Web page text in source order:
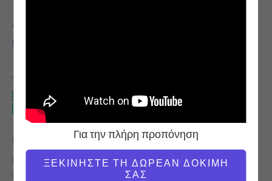
Για την πλήρη προπόνηση
ΞΕΚΙΝΉΣΤΕ ΤΗ ΔΩΡΕΆΝ ΔΟΚΙΜΉ
ΣΑΣ
ΔΆΣΚΑΛΟΣ
Niedra Gabriel
ΑΠΑΙΤΟΎΜΕΝΟΣ ΕΞΟΠΛΙΣΜΌΣ
Ολόκληρο το στούντιο
Τενσιόμετρο λαιμού
ΒΡΕΊΤΕ ΠΑΡΌΜΟΙΕΣ ΤΆΞΕΙΣ ΓΙΑ
10 - 20 λεπτά
Ολόκληρο το στούντιο